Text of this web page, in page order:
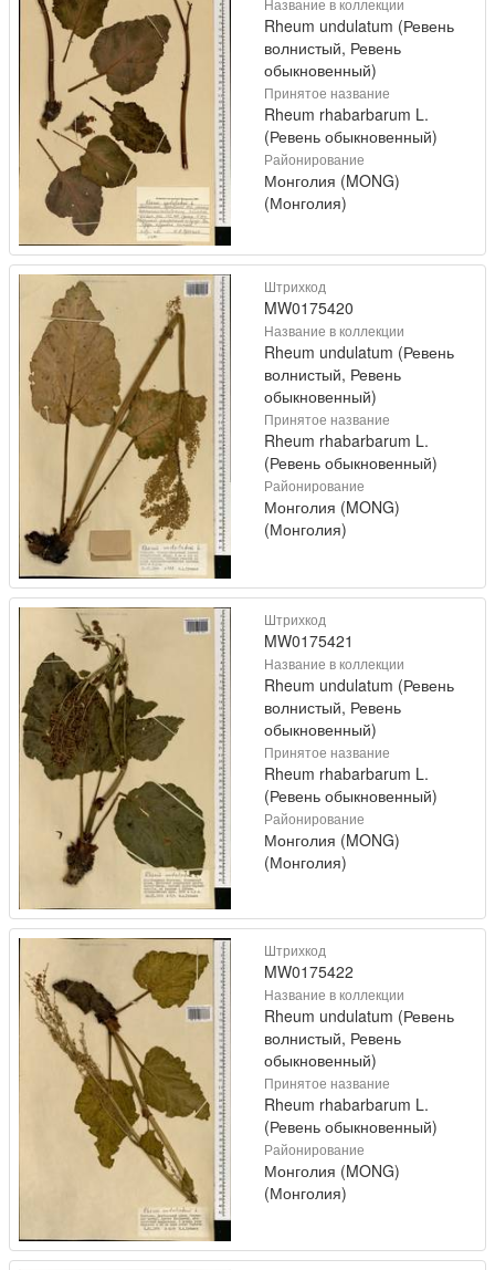
Название в коллекции
Rheum undulatum (Ревень
волнистый, Ревень
обыкновенный)
Принятое название
Rheum rhabarbarum L.
(Ревень обыкновенный)
Районирование
Монголия (MONG)
(Монголия)
Штрихкод
MW0175420
Название в коллекции
Rheum undulatum (Ревень
волнистый, Ревень
обыкновенный)
Принятое название
Rheum rhabarbarum L.
(Ревень обыкновенный)
Районирование
Монголия (MONG)
(Монголия)
Штрихкод
MW0175421
Название в коллекции
Rheum undulatum (Ревень
волнистый, Ревень
обыкновенный)
Принятое название
Rheum rhabarbarum L.
(Ревень обыкновенный)
Районирование
Монголия (MONG)
(Монголия)
Штрихкод
MW0175422
Название в коллекции
Rheum undulatum (Ревень
волнистый, Ревень
обыкновенный)
Принятое название
Rheum rhabarbarum L.
(Ревень обыкновенный)
Районирование
Монголия (MONG)
(Монголия)